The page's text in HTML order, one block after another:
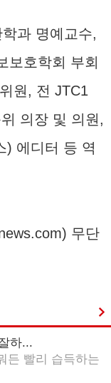
학과 명예교수,
보호학회 부회
원, 전 JTC1
의장 및 의원,
) 에디터 등 역
) 무단
하...
든 빨리 습득하는